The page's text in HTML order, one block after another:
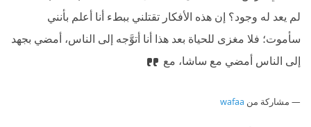
لم يعد له وجود؟ إن هذه الأفكار تقتلني ببطء أنا أعلم بأنني
سأموت؛ فلا مغزى للحياة بعد هذا أنا أتوَّجه إلى الناس، أمضي بجهد
إلى الناس أمضي مع ساشا، مع
مشاركة من wafaa